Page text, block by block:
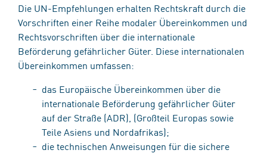
Die UN-Empfehlungen erhalten Rechtskraft durch die
Vorschriften einer Reihe modaler Übereinkommen und
Rechtsvorschriften über die internationale
Beförderung gefährlicher Güter. Diese internationalen
Übereinkommen umfassen:
das Europäische Übereinkommen über die
internationale Beförderung gefährlicher Güter
auf der Straße (ADR), (Großteil Europas sowie
Teile Asiens und Nordafrikas);
die technischen Anweisungen für die sichere